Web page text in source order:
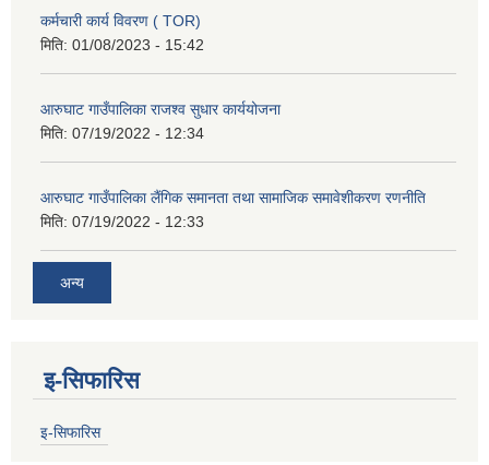
कर्मचारी कार्य विवरण ( TOR)
मिति: 01/08/2023 - 15:42
आरुघाट गाउँपालिका राजश्व सुधार कार्ययोजना
मिति: 07/19/2022 - 12:34
आरुघाट गाउँपालिका लैंगिक समानता तथा सामाजिक समावेशीकरण रणनीति
मिति: 07/19/2022 - 12:33
अन्य
इ-सिफारिस
इ-सिफारिस